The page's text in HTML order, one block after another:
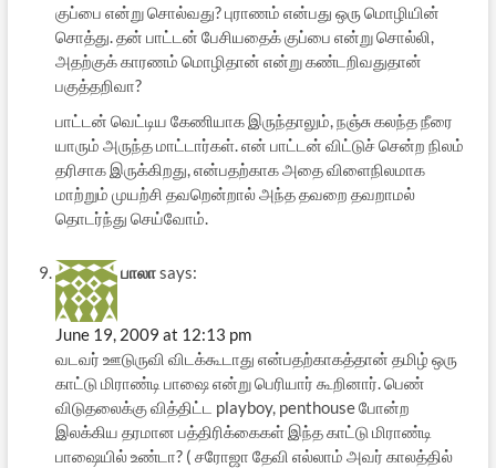
குப்பை என்று சொல்வது? புராணம் என்பது ஒரு மொழியின்
சொத்து. தன் பாட்டன் பேசியதைக் குப்பை என்று சொல்லி,
அதற்குக் காரணம் மொழிதான் என்று கண்டறிவதுதான்
பகுத்தறிவா?
பாட்டன் வெட்டிய கேணியாக இருந்தாலும், நஞ்சு கலந்த நீரை
யாரும் அருந்த மாட்டார்கள். என் பாட்டன் விட்டுச் சென்ற நிலம்
தரிசாக இருக்கிறது, என்பதற்காக அதை விளைநிலமாக
மாற்றும் முயற்சி தவறென்றால் அந்த தவறை தவறாமல்
தொடர்ந்து செய்வோம்.
பாலாsays:
June 19, 2009 at 12:13 pm
வடவர் ஊடுருவி விடக்கூடாது என்பதற்காகத்தான் தமிழ் ஒரு
காட்டு மிராண்டி பாஷை என்று பெரியார் கூறினார். பெண்
விடுதலைக்கு வித்திட்ட playboy, penthouse போன்ற
இலக்கிய தரமான பத்திரிக்கைகள் இந்த காட்டு மிராண்டி
பாஷையில் உண்டா? ( சரோஜா தேவி எல்லாம் அவர் காலத்தில்